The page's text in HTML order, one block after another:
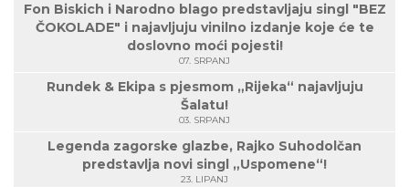
Fon Biskich i Narodno blago predstavljaju singl "BEZ
ČOKOLADE" i najavljuju vinilno izdanje koje će te
doslovno moći pojesti!
07. SRPANJ
Rundek & Ekipa s pjesmom „Rijeka“ najavljuju
Šalatu!
03. SRPANJ
Legenda zagorske glazbe, Rajko Suhodolčan
predstavlja novi singl „Uspomene“!
23. LIPANJ